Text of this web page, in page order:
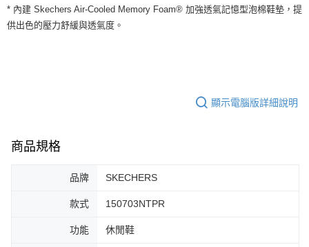
結帳頁面，進行簡訊認證並確認金額後，即可完成結帳。
２．訂單成立數日內，您將收到繳費通知簡訊。
※ 交易是否成功請以「AFTEE先享後付 」之結帳頁面顯示為準，若有關於
【注意事項】
易，需依本服務之必要範圍內提供個人資料，並將交易相關給付款項請求債
２．關於個人資料處理事宜，請瀏覽以下網址：
３．未成年的使用者請事先徵得法定代理人或監護人之同意方可使用
「AFTEE先享後付」，若未經同意申辦者引起之損失，本公司不負相關責
付款後全家取貨
每筆NT$60，滿NT$1,500(含以上)免運費
宅配
* 內建 Skechers Air-Cooled Memory Foam® 加強透氣記憶型泡棉鞋墊，提
供出色的壓力舒緩與透氣度。
顯示電腦版詳細說明
商品規格
品牌 SKECHERS
款式 150703NTPR
功能 休閒鞋